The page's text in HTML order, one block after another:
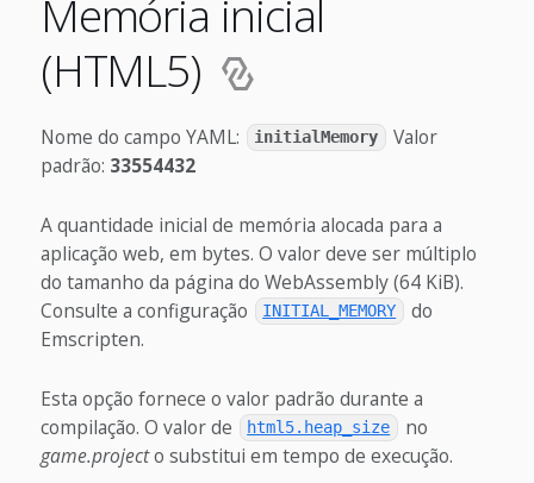
Memória inicial
(HTML5)
Nome do campo YAML: initialMemory
Valor
padrão: 33554432
A quantidade inicial de memória alocada para a
aplicação web, em bytes. O valor deve ser múltiplo
do tamanho da página do WebAssembly (64 KiB).
Consulte a configuração
INITIAL_MEMORY
do
Emscripten.
Esta opção fornece o valor padrão durante a
compilação. O valor de
html5.heap_size
no
game.projecto substitui em tempo de execução.